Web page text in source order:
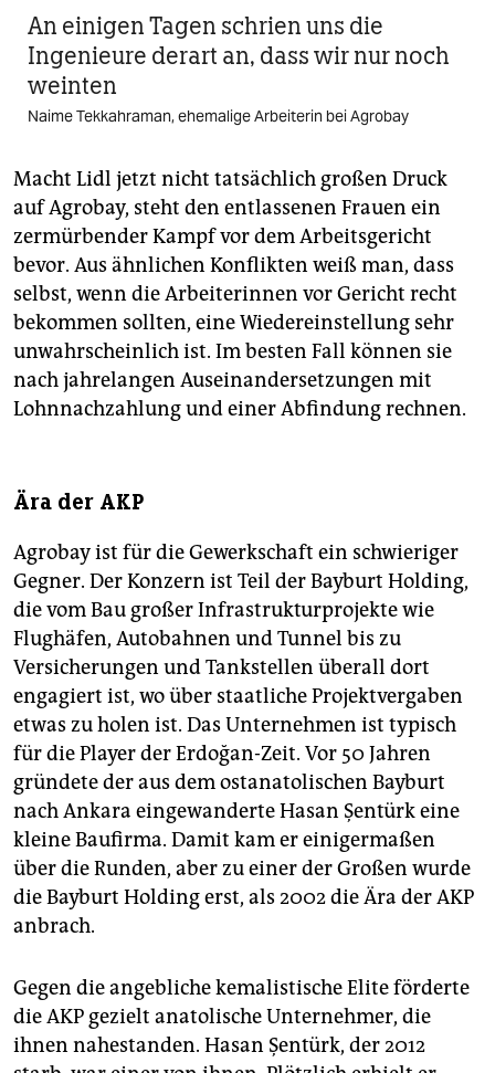
An einigen Tagen schrien uns die
Ingenieure derart an, dass wir nur noch
weinten
Naime Tekkahraman, ehemalige Arbeiterin bei Agrobay
Macht Lidl jetzt nicht tatsächlich großen Druck
auf Agrobay, steht den entlassenen Frauen ein
zermürbender Kampf vor dem Arbeitsgericht
bevor. Aus ähnlichen Konflikten weiß man, dass
selbst, wenn die Arbeiterinnen vor Gericht recht
bekommen sollten, eine Wiedereinstellung sehr
unwahrscheinlich ist. Im besten Fall können sie
nach jahrelangen Auseinandersetzungen mit
Lohnnachzahlung und einer Abfindung rechnen.
Ära der AKP
Agrobay ist für die Gewerkschaft ein schwieriger
Gegner. Der Konzern ist Teil der Bayburt Holding,
die vom Bau großer Infrastrukturprojekte wie
Flug­häfen, Autobahnen und Tunnel bis zu
Versicherungen und Tankstellen überall dort
engagiert ist, wo über staatliche Projektvergaben
etwas zu holen ist. Das Unternehmen ist typisch
für die Player der Erdoğan-Zeit. Vor 50 Jahren
gründete der aus dem ostanatolischen Bayburt
nach Ankara eingewanderte Hasan Şentürk eine
kleine Baufirma. Damit kam er einigermaßen
über die Runden, aber zu einer der Großen wurde
die Bayburt Holding erst, als 2002 die Ära der AKP
anbrach.
Gegen die angebliche kemalistische Elite förderte
die AKP gezielt anatolische Unternehmer, die
ihnen nahestanden. Hasan Şentürk, der 2012